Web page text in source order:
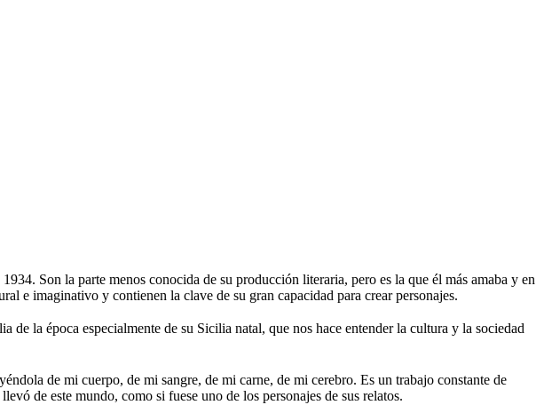
Son la parte menos conocida de su producción literaria, pero es la que él más amaba y en
e imaginativo y contienen la clave de su gran capacidad para crear personajes.
la época especialmente de su Sicilia natal, que nos hace entender la cultura y la sociedad
de mi cuerpo, de mi sangre, de mi carne, de mi cerebro. Es un trabajo constante de
de este mundo, como si fuese uno de los personajes de sus relatos.